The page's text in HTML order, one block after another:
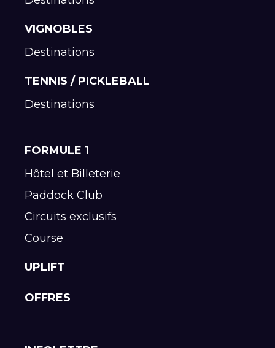
VIGNOBLES
Destinations
TENNIS / PICKLEBALL
Destinations
FORMULE 1
Hôtel et Billeterie
Paddock Club
Circuits exclusifs
Course
UPLIFT
OFFRES